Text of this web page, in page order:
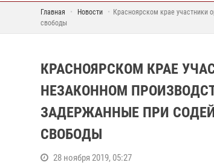
Главная Новости
Красноярском крае участники
свободы
КРАСНОЯРСКОМ КРАЕ
НЕЗАКОННОМ
ЗАДЕРЖАННЫЕ ПРИ
СВОБОДЫ
28 ноября 2019, 05:27